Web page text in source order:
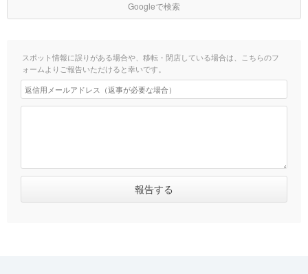
Googleで検索
スポット情報に誤りがある場合や、移転・閉店している場合は、こちらのフ
ォームよりご報告いただけると幸いです。